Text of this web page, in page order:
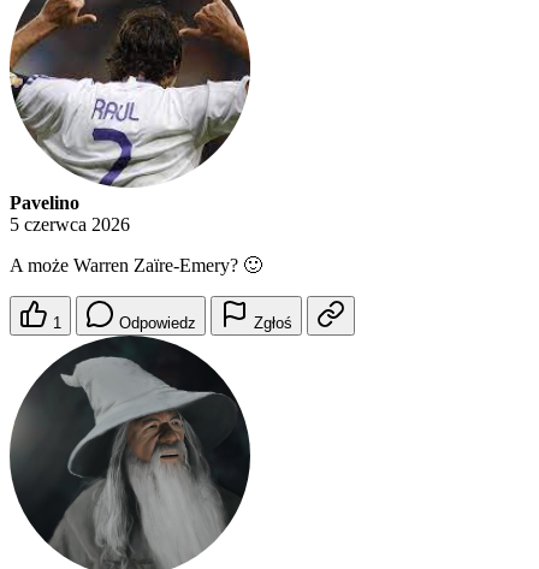
Pavelino
5 czerwca 2026
A może Warren Zaïre-Emery? 🙂
1 Odpowiedz Zgłoś